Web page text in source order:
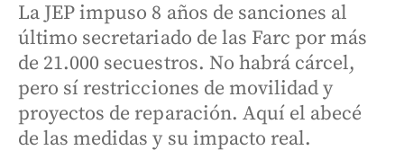
La JEP impuso 8 años de sanciones al
último secretariado de las Farc por más
de 21.000 secuestros. No habrá cárcel,
pero sí restricciones de movilidad y
proyectos de reparación. Aquí el abecé
de las medidas y su impacto real.